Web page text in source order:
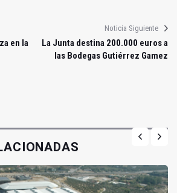
en la
Noticia Siguiente
La Junta destina 200.000 euros a
las Bodegas Gutiérrez Gamez